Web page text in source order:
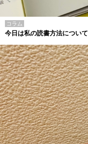
コラム
今日は私の読書方法について